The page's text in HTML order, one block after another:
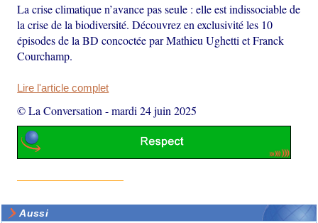
La crise climatique n’avance pas seule : elle est indissociable de
la crise de la biodiversité. Découvrez en exclusivité les 10
épisodes de la BD concoctée par Mathieu Ughetti et Franck
Courchamp.
Lire l'article complet
© La Conversation -mardi 24 juin 2025
Aussi